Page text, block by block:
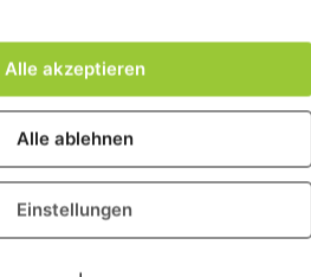
zu
Alle akzeptieren
Alle ablehnen
Einstellungen